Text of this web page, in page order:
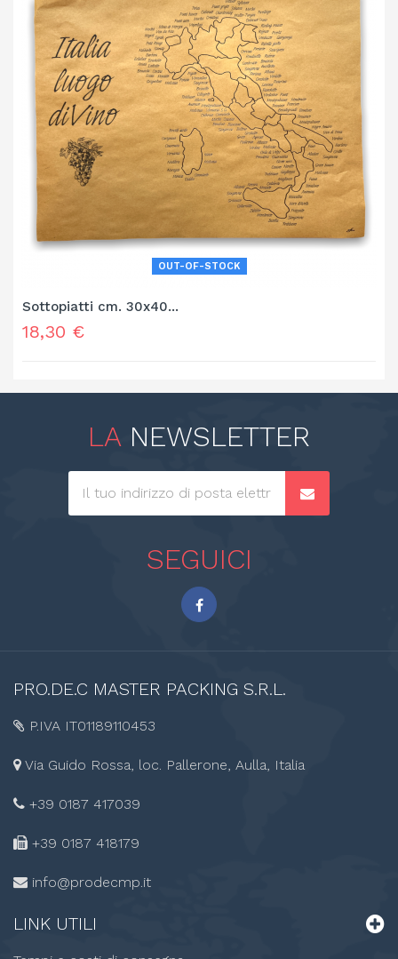
OUT-OF-STOCK
Sottopiatti cm. 30x40...
Prezzo
18,30 €
LA NEWSLETTER
SEGUICI
PRO.DE.C MASTER PACKING S.R.L.
P.IVA IT01189110453
Via Guido Rossa, loc. Pallerone, Aulla, Italia
+39 0187 417039
+39 0187 418179
info@prodecmp.it
LINK UTILI